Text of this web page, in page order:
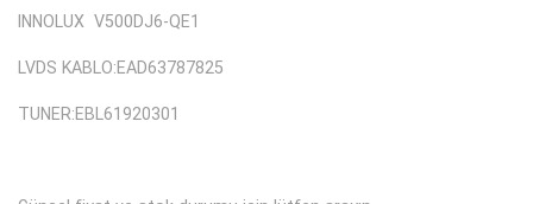
INNOLUX V500DJ6-QE1
LVDS KABLO:EAD63787825
TUNER:EBL61920301